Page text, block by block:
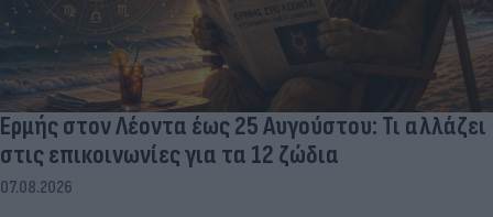
Ερμής στον Λέοντα έως 25 Αυγούστου: Τι αλλάζει
στις επικοινωνίες για τα 12 ζώδια
07.08.2026